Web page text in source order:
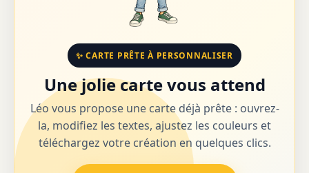
✨ CARTE PRÊTE À PERSONNALISER
Une jolie carte vous attend
Léo vous propose une carte déjà prête : ouvrez-
la, modifiez les textes, ajustez les couleurs et
téléchargez votre création en quelques clics.